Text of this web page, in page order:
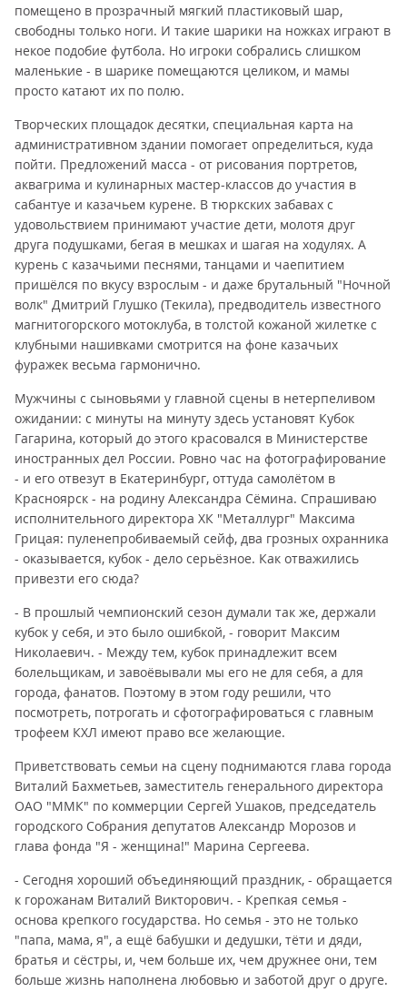
помещено в прозрачный мягкий пластиковый шар,
свободны только ноги. И такие шарики на ножках играют в
некое подобие футбола. Но игроки собрались слишком
маленькие - в шарике помещаются целиком, и мамы
просто катают их по полю.
Творческих площадок десятки, специальная карта на
административном здании помогает определиться, куда
пойти. Предложений масса - от рисования портретов,
аквагрима и кулинарных мастер-классов до участия в
сабантуе и казачьем курене. В тюркских забавах с
удовольствием принимают участие дети, молотя друг
друга подушками, бегая в мешках и шагая на ходулях. А
курень с казачьими песнями, танцами и чаепитием
пришёлся по вкусу взрослым - и даже брутальный "Ночной
волк" Дмитрий Глушко (Текила), предводитель известного
магнитогорского мотоклуба, в толстой кожаной жилетке с
клубными нашивками смотрится на фоне казачьих
фуражек весьма гармонично.
Мужчины с сыновьями у главной сцены в нетерпеливом
ожидании: с минуты на минуту здесь установят Кубок
Гагарина, который до этого красовался в Министерстве
иностранных дел России. Ровно час на фотографирование
- и его отвезут в Екатеринбург, оттуда самолётом в
Красноярск - на родину Александра Сёмина. Спрашиваю
исполнительного директора ХК "Металлург" Максима
Грицая: пуленепробиваемый сейф, два грозных охранника
- оказывается, кубок - дело серьёзное. Как отважились
привезти его сюда?
- В прошлый чемпионский сезон думали так же, держали
кубок у себя, и это было ошибкой, - говорит Максим
Николаевич. - Между тем, кубок принадлежит всем
болельщикам, и завоёвывали мы его не для себя, а для
города, фанатов. Поэтому в этом году решили, что
посмотреть, потрогать и сфотографироваться с главным
трофеем КХЛ имеют право все желающие.
Приветствовать семьи на сцену поднимаются глава города
Виталий Бахметьев, заместитель генерального директора
ОАО "ММК" по коммерции Сергей Ушаков, председатель
городского Собрания депутатов Александр Морозов и
глава фонда "Я - женщина!" Марина Сергеева.
- Сегодня хороший объединяющий праздник, - обращается
к горожанам Виталий Викторович. - Крепкая семья -
основа крепкого государства. Но семья - это не только
"папа, мама, я", а ещё бабушки и дедушки, тёти и дяди,
братья и сёстры, и, чем больше их, чем дружнее они, тем
больше жизнь наполнена любовью и заботой друг о друге.